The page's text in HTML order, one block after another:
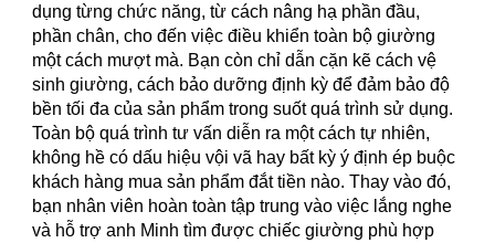
dụng từng chức năng, từ cách nâng hạ phần đầu,
phần chân, cho đến việc điều khiển toàn bộ giường
một cách mượt mà. Bạn còn chỉ dẫn cặn kẽ cách vệ
sinh giường, cách bảo dưỡng định kỳ để đảm bảo độ
bền tối đa của sản phẩm trong suốt quá trình sử dụng.
Toàn bộ quá trình tư vấn diễn ra một cách tự nhiên,
không hề có dấu hiệu vội vã hay bất kỳ ý định ép buộc
khách hàng mua sản phẩm đắt tiền nào. Thay vào đó,
bạn nhân viên hoàn toàn tập trung vào việc lắng nghe
và hỗ trợ anh Minh tìm được chiếc giường phù hợp